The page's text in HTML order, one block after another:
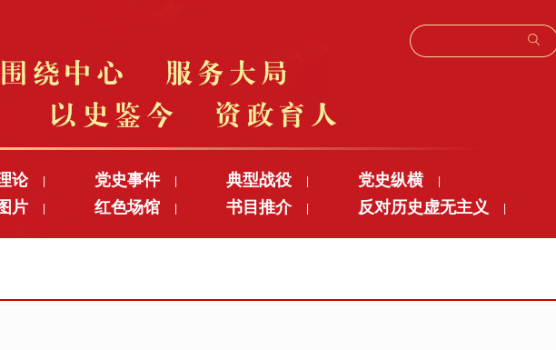
论 党史事件 典型战役 党史纵横
片 红色场馆 书目推介 反对历史虚无主义